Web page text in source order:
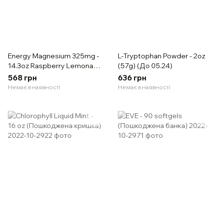
Energy Magnesium 325mg -
14.3oz Raspberry Lemonade
(Пошкоджена упаковка)
568 грн
Немає в наявності
L-Tryptophan Powder - 2oz
(57g) (До 05.24)
636 грн
Немає в наявності